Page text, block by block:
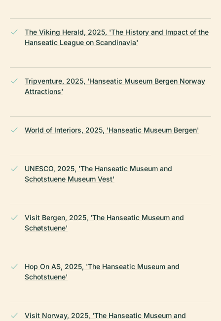
The Viking Herald, 2025, 'The History and Impact of the
Hanseatic League on Scandinavia'
Tripventure, 2025, 'Hanseatic Museum Bergen Norway
Attractions'
World of Interiors, 2025, 'Hanseatic Museum Bergen'
UNESCO, 2025, 'The Hanseatic Museum and
Schotstuene Museum Vest'
Visit Bergen, 2025, 'The Hanseatic Museum and
Schøtstuene'
Hop On AS, 2025, 'The Hanseatic Museum and
Schotstuene'
Visit Norway, 2025, 'The Hanseatic Museum and